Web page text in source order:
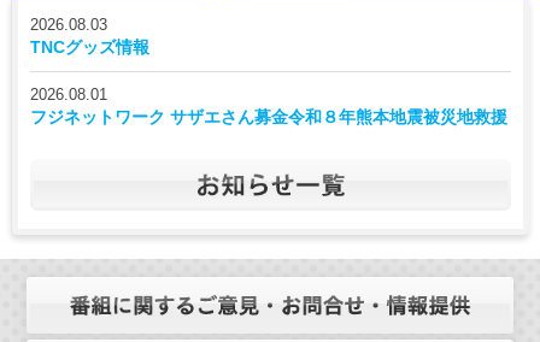
2026.08.03
TNCグッズ情報
2026.08.01
フジネットワーク サザエさん募金令和８年熊本地震被災地救援